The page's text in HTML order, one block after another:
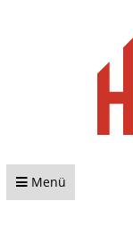
Menü